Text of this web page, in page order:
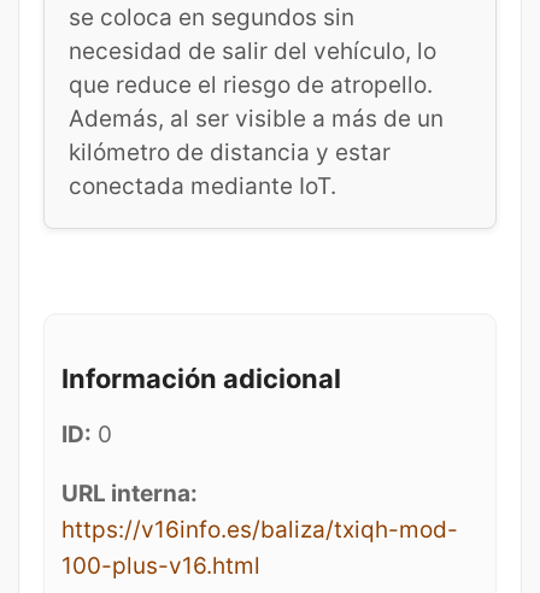
se coloca en segundos sin
necesidad de salir del vehículo, lo
que reduce el riesgo de atropello.
Además, al ser visible a más de un
kilómetro de distancia y estar
conectada mediante IoT.
Información adicional
ID: 0
URL interna:
https://v16info.es/baliza/txiqh-mod-
100-plus-v16.html